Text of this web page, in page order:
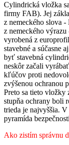
Cylindrická vložka
firmy FAB). Jej
z nemeckého slova
z nemeckého
vyrobená z
stavebné a súčasne
byť stavebná
neskôr začali
kľúčov proti
zvýšenou ochranou
Preto sa tieto vložky
stupňa ochrany boli
trieda je najvyššia.
pyramída
Ako zistím správnu